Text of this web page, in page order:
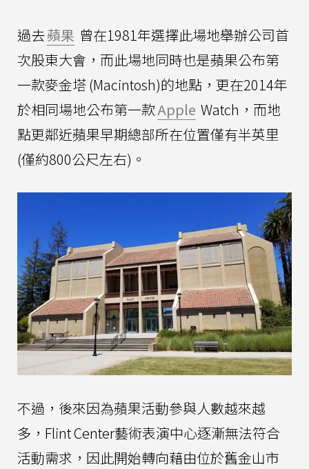
過去蘋果 曾在1981年選擇此場地舉辦公司首
次股東大會，而此場地同時也是蘋果公布第
一款麥金塔 (Macintosh)的地點，更在2014年
於相同場地公布第一款Apple Watch，而地
點更鄰近蘋果早期總部所在位置僅有半英里
(僅約800公尺左右)。
不過，後來因為蘋果活動參與人數越來越
多，Flint Center藝術表演中心逐漸無法符合
活動需求，因此開始轉向藉由位於舊金山市